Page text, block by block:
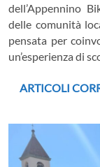
dell’Appennino
delle comunità
pensata per
un’esperienza di
ARTICOLI